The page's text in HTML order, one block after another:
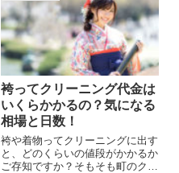
袴ってクリーニング代金は
いくらかかるの？気になる
相場と日数！
袴や着物ってクリーニングに出す
と、どのくらいの値段がかかるか
ご存知ですか？そもそも町のクリ